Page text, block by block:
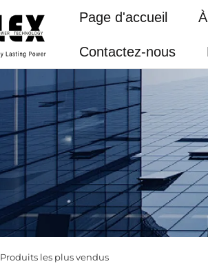
Page d'accueil
Contactez-nous
Produits les plus vendus